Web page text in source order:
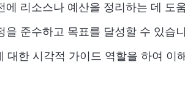
에 리소스나 예산을 정리하는 데 도
을 준수하고 목표를 달성할 수 있습
대한 시각적 가이드 역할을 하여 이